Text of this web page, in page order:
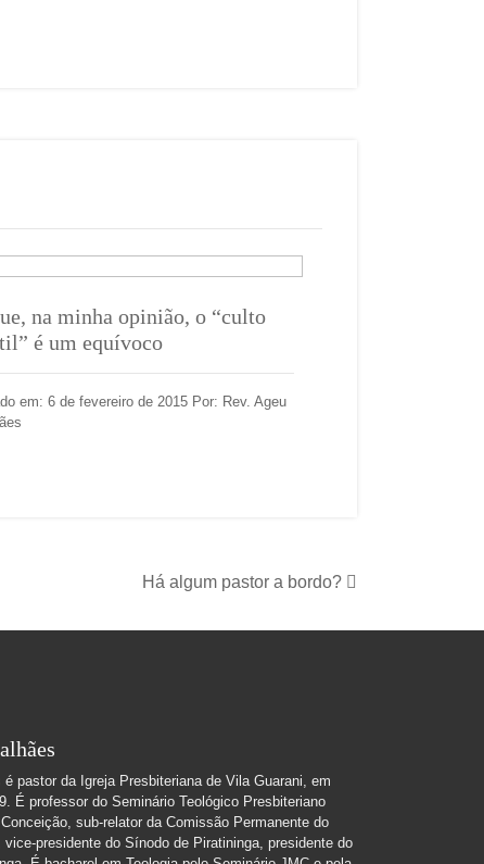
na minha opinião, o “culto
é um equívoco
em: 6 de fevereiro de 2015 Por: Rev. Ageu
Há algum pastor a bordo?
é pastor da Igreja Presbiteriana de Vila Guarani, em
É professor do Seminário Teológico Presbiteriano
sub-relator da Comissão Permanente do
vice-presidente do Sínodo de Piratininga, presidente do